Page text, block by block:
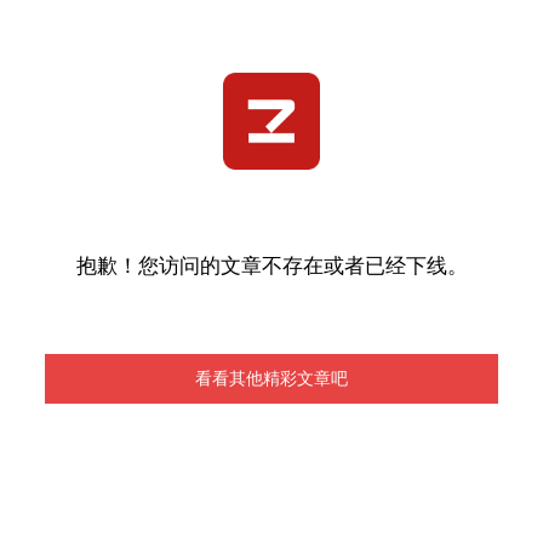
抱歉！您访问的文章不存在或者已经下线。
看看其他精彩文章吧